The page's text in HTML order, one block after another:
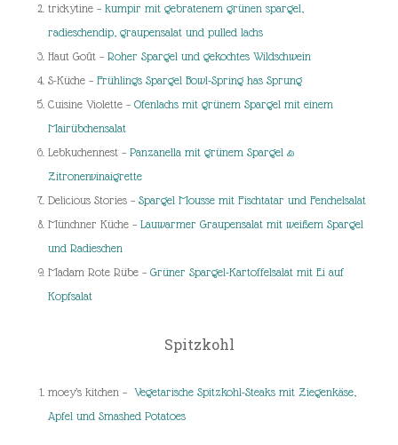
trickytine – kumpir mit gebratenem grünen spargel,
radieschendip, graupensalat und pulled lachs
Haut Goût – Roher Spargel und gekochtes Wildschwein
S-Küche – Frühlings Spargel Bowl-Spring has Sprung
Cuisine Violette – Ofenlachs mit grünem Spargel mit einem
Mairübchensalat
Lebkuchennest – Panzanella mit grünem Spargel &
Zitronenvinaigrette
Delicious Stories – Spargel Mousse mit Fischtatar und Fenchelsalat
Münchner Küche – Lauwarmer Graupensalat mit weißem Spargel
und Radieschen
Madam Rote Rübe – Grüner Spargel-Kartoffelsalat mit Ei auf
Kopfsalat
Spitzkohl
moey’s kitchen – Vegetarische Spitzkohl-Steaks mit Ziegenkäse,
Apfel und Smashed Potatoes